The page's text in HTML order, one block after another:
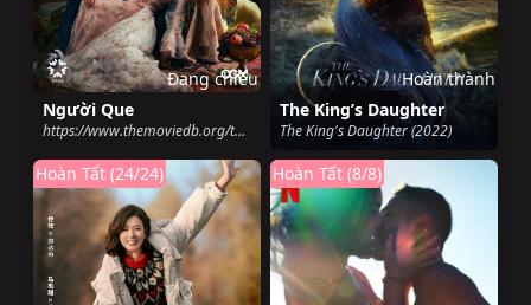
Người Que
https://www.themoviedb.org/tv/215275-cop-adam (2022)
Đang chiếu
The King’s Daughter
The King's Daughter (2022)
Hoàn thành
Hoàn Tất (24/24) Hoàn Tất (8/8)